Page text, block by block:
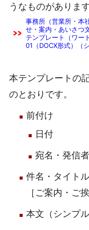
うなものがあります
事務所（営業所・本
せ・案内・あいさつ
テンプレート（ワー
01（DOCX形式）（
本テンプレートの
のとおりです。
前付け
日付
宛名・発信者
件名・タイ
［ご案内・ご
本文（シンプ